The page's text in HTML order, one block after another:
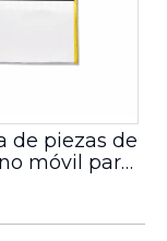
de piezas de
móvil para